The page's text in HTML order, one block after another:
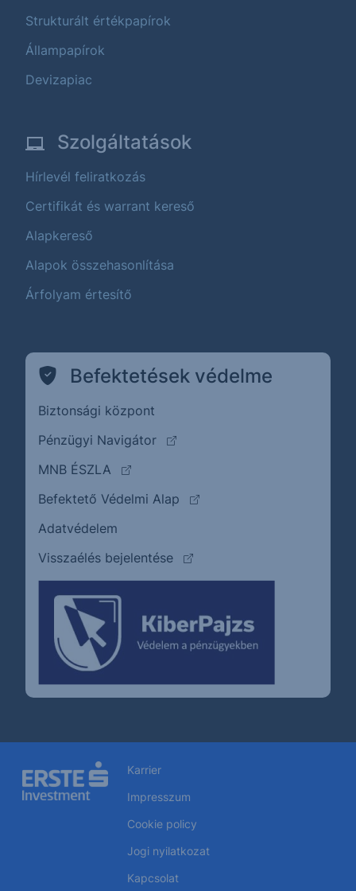
Strukturált értékpapírok
Állampapírok
Devizapiac
Szolgáltatások
Hírlevél feliratkozás
Certifikát és warrant kereső
Alapkereső
Alapok összehasonlítása
Árfolyam értesítő
Befektetések védelme
Biztonsági központ
Pénzügyi Navigátor
(külső oldalra ugrik)
MNB ÉSZLA
(külső oldalra ugrik)
Befektető Védelmi Alap
(külső oldalra ugrik)
Adatvédelem
Visszaélés bejelentése
(külső oldalra ugrik)
Karrier
Impresszum
Cookie policy
Jogi nyilatkozat
Kapcsolat